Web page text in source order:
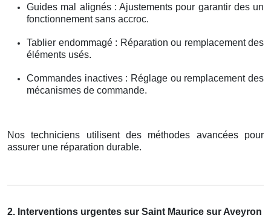
Guides mal alignés : Ajustements pour garantir des un
fonctionnement sans accroc.
Tablier endommagé : Réparation ou remplacement des
éléments usés.
Commandes inactives : Réglage ou remplacement des
mécanismes de commande.
Nos techniciens utilisent des méthodes avancées pour
assurer une réparation durable.
2. Interventions urgentes sur Saint Maurice sur Aveyron